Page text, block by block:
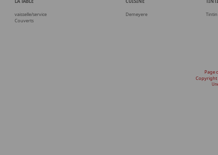
vaisselle/service
Couverts
Demeyere Tintin
Page
Copyright